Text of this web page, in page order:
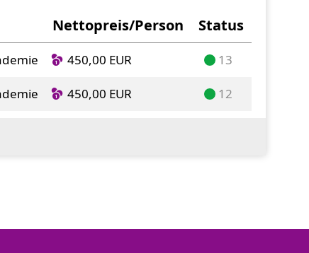
Betriebsstätten
Unfällen durch elektrischen Strom
Nettopreis/Person Status
450,00 EUR 13
450,00 EUR 12